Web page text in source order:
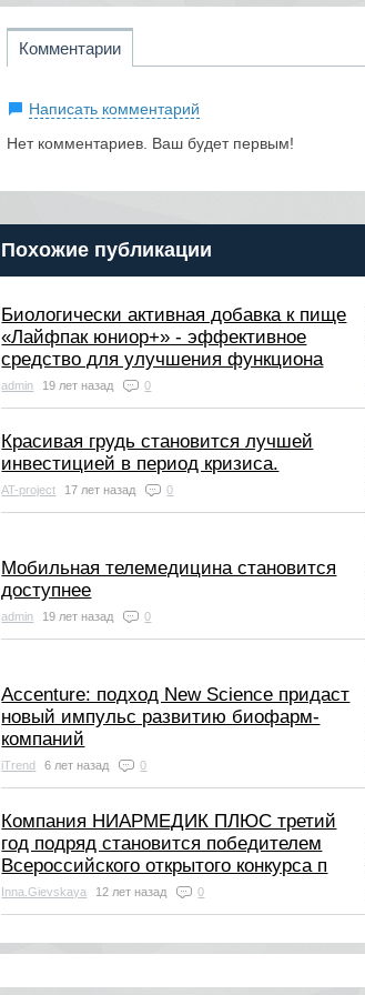
Комментарии
Написать комментарий
Нет комментариев. Ваш будет первым!
Похожие публикации
Биологически активная добавка к пище
«Лайфпак юниор+» - эффективное
средство для улучшения функциона
admin 19 лет назад 0
Красивая грудь становится лучшей
инвестицией в период кризиса.
AT-project 17 лет назад 0
Мобильная телемедицина становится
доступнее
admin 19 лет назад 0
Accenture: подход New Science придаст
новый импульс развитию биофарм-
компаний
iTrend 6 лет назад 0
Компания НИАРМЕДИК ПЛЮС третий
год подряд становится победителем
Всероссийского открытого конкурса п
Inna.Gievskaya 12 лет назад 0